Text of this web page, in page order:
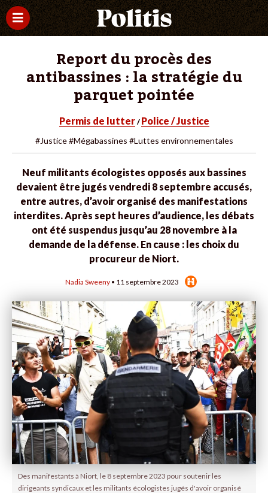
Report du procès des
antibassines : la stratégie du
parquet pointée
Permis de lutter / Police / Justice
#Justice #Mégabassines #Luttes environnementales
Neuf militants écologistes opposés aux bassines
devaient être jugés vendredi 8 septembre accusés,
entre autres, d’avoir organisé des manifestations
interdites. Après sept heures d’audience, les débats
ont été suspendus jusqu’au 28 novembre à la
demande de la défense. En cause : les choix du
procureur de Niort.
Nadia Sweeny • 11 septembre 2023
Des manifestants à Niort, le 8 septembre 2023 pour soutenir les
dirigeants syndicaux et les militants écologistes jugés d'avoir organisé